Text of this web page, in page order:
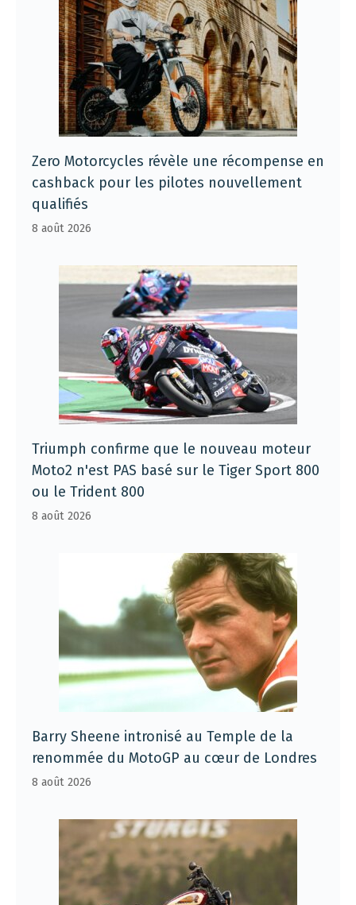
Zero Motorcycles révèle une récompense en
cashback pour les pilotes nouvellement
qualifiés
8 août 2026
Triumph confirme que le nouveau moteur
Moto2 n'est PAS basé sur le Tiger Sport 800
ou le Trident 800
8 août 2026
Barry Sheene intronisé au Temple de la
renommée du MotoGP au cœur de Londres
8 août 2026